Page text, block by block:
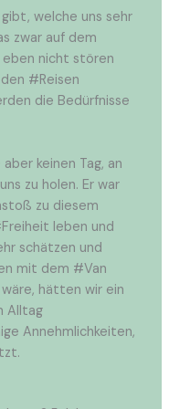
welche uns sehr
zwar auf dem
eben nicht stören
#Reisen
die Bedürfnisse
keinen Tag, an
zu holen. Er war
zu diesem
leben und
schätzen und
mit dem #Van
hätten wir ein
Alltag
Annehmlichkeiten,